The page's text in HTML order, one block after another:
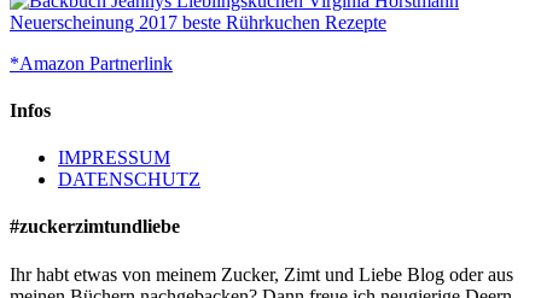
*Amazon Partnerlink
Infos
IMPRESSUM
DATENSCHUTZ
#zuckerzimtundliebe
Ihr habt etwas von meinem Zucker, Zimt und Liebe Blog oder aus